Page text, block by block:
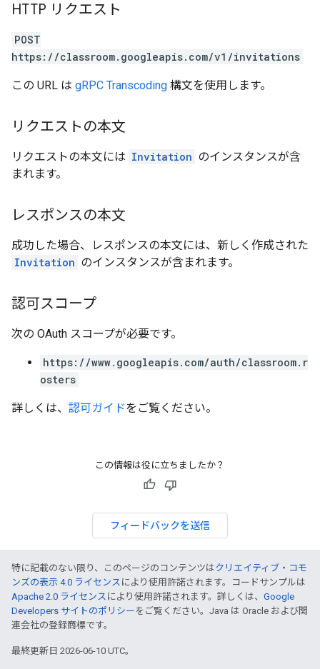
HTTP リクエスト
POST
https://classroom.googleapis.com/v1/invitations
この URL は gRPC Transcoding 構文を使用します。
リクエストの本文
リクエストの本文には Invitation のインスタンスが含
まれます。
レスポンスの本文
成功した場合、レスポンスの本文には、新しく作成された
Invitation のインスタンスが含まれます。
認可スコープ
次の OAuth スコープが必要です。
https://www.googleapis.com/auth/classroom.r
osters
詳しくは、 認可ガイドをご覧ください。
この情報は役に立ちましたか？
フィードバックを送信
特に記載のない限り、このページのコンテンツはクリエイティブ・コモ
ンズの表示 4.0 ライセンス により使用許諾されます。コードサンプルは
Apache 2.0 ライセンス により使用許諾されます。詳しくは、 Google
Developers サイトのポリシー をご覧ください。Java は Oracle および関
連会社の登録商標です。
最終更新日 2026-06-10 UTC。